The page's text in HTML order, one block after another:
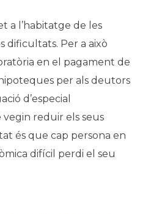
a l’habitatge de les
dificultats. Per a això
en el pagament de
per als deutors
d’especial
reduir els seus
és que cap persona en
difícil perdi el seu